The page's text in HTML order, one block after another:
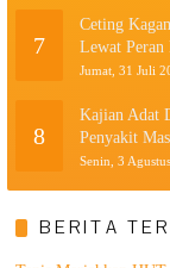
7
Ceting
Lewat Peran
Jumat, 31 Juli
8
Kajian Adat
Penyakit
Senin, 3
BERITA